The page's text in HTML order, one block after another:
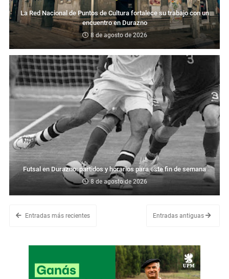
La Red Nacional de Puntos de Cultura fortalece su trabajo con un
encuentro en Durazno
8 de agosto de 2026
Futsal en Durazno: partidos y horarios para este fin de semana
8 de agosto de 2026
Entradas más recientes Entradas antiguas